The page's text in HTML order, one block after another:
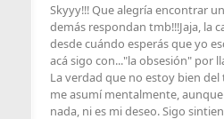
Skyyy!!! Que alegría encontrar
demás respondan tmb!!!Jaja, la
desde cuándo esperás que yo
acá sigo con..."la obsesión" por
La verdad que no estoy bien
me asumí mentalmente,
nada, ni es mi deseo. Sigo